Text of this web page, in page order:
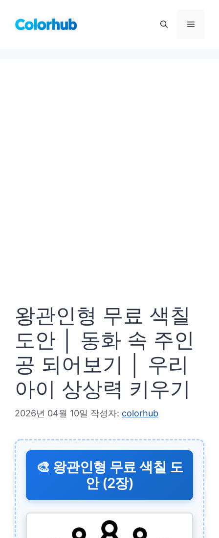
메
왕관인형 무료 색칠
도안 │ 동화 속 주인
공 되어보기 │ 우리
아이 상상력 키우기
2026년 04월 10일 작성자: colorhub
🎨 왕관인형 무료 색칠 도
안 (2장)